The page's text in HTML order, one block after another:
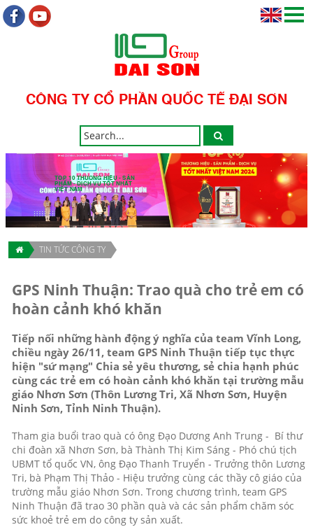
CÔNG TY CỔ PHẦN QUỐC TẾ ĐẠI SƠN
TOP 10 THƯƠNG HIỆU - SẢN
PHẨM - DỊCH VỤ TỐT NHẤT
VIỆT NAM
TIN TỨC CÔNG TY
GPS Ninh Thuận: Trao quà cho trẻ em có
hoàn cảnh khó khăn
Tiếp nối những hành động ý nghĩa của team Vĩnh Long,
chiều ngày 26/11, team GPS Ninh Thuận tiếp tục thực
hiện "sứ mạng" Chia sẻ yêu thương, sẻ chia hạnh phúc
cùng các trẻ em có hoàn cảnh khó khăn tại trường mẫu
giáo Nhơn Sơn (Thôn Lương Tri, Xã Nhơn Sơn, Huyện
Ninh Sơn, Tỉnh Ninh Thuận).
Tham gia buổi trao quà có ông Đạo Dương Anh Trung - Bí thư
chi đoàn xã Nhơn Sơn, bà Thành Thị Kim Sáng - Phó chú tịch
UBMT tổ quốc VN, ông Đạo Thanh Truyển - Trưởng thôn Lương
Tri, bà Phạm Thị Thảo - Hiệu trưởng cùng các thầy cô giáo của
trường mẫu giáo Nhơn Sơn. Trong chương trình, team GPS
Ninh Thuận đã trao 30 phần quà và các sản phẩm chăm sóc
sức khoẻ trẻ em do công ty sản xuất.